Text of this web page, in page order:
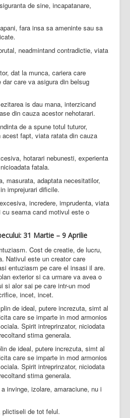
de sine, incapatanare,
fara insa sa ameninte sau sa
neadmintand contradictie, viata
dat la munca, cariera care
care va asigura din belsug
is dau mana, interzicand
din cauza acestor nehotarari.
de a spune totul tuturor,
acest fapt, viata ratata din cauza
hotarari nebunesti, experienta
fatala.
masurata, adaptata necesitatilor,
imprejurari dificile.
incredere, imprudenta, viata
seama cand motivul este o
31 Martie – 9 Aprilie
Cost de creatie, de lucru,
Nativul este un creator care
entuziasm pe care el insasi il are.
exterior si ca urmare va avea o
si alor sai pe care intr-un mod
incet, incet.
de ideal, putere increzuta, simt al
care se imparte in mod armonios
Spirit intreprinzator, niciodata
stima generala.
de ideal, putere increzuta, simt al
care se imparte in mod armonios
Spirit intreprinzator, niciodata
stima generala.
invinge, izolare, amaraciune, nu i
de tot felul.